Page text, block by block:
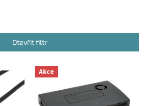
Otevřít filtr
Akce